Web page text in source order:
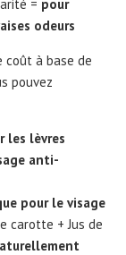
= pour
odeurs
coût à base de
pouvez
les lèvres
anti-
pour le visage
carotte + Jus de